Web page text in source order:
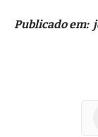
Publicado em: